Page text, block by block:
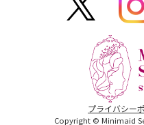
プライバシー
Copyright © Minimaid